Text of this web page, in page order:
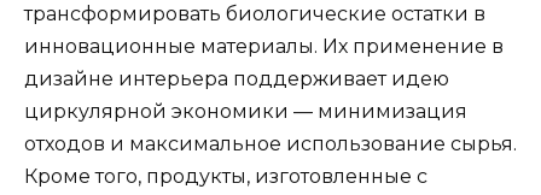
трансформировать биологические остатки в
инновационные материалы. Их применение в
дизайне интерьера поддерживает идею
циркулярной экономики — минимизация
отходов и максимальное использование сырья.
Кроме того, продукты, изготовленные с